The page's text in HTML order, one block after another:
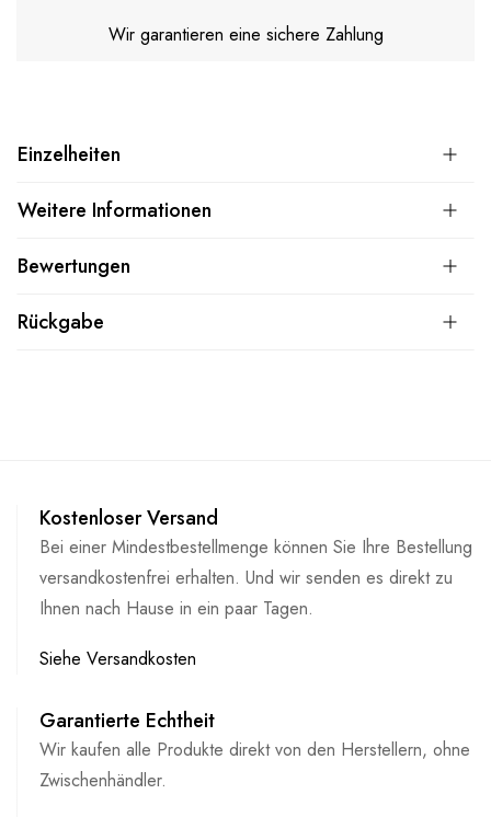
Wir garantieren eine sichere Zahlung
Einzelheiten
Weitere Informationen
Bewertungen
Rückgabe
Kostenloser Versand
Bei einer Mindestbestellmenge können Sie Ihre Bestellung
versandkostenfrei erhalten. Und wir senden es direkt zu
Ihnen nach Hause in ein paar Tagen.
Siehe Versandkosten
Garantierte Echtheit
Wir kaufen alle Produkte direkt von den Herstellern, ohne
Zwischenhändler.